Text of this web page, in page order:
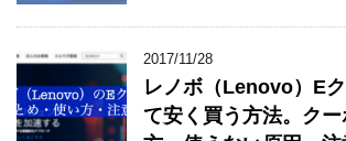
2017/11/28
レノボ（Lenovo）E
て安く買う方法。ク